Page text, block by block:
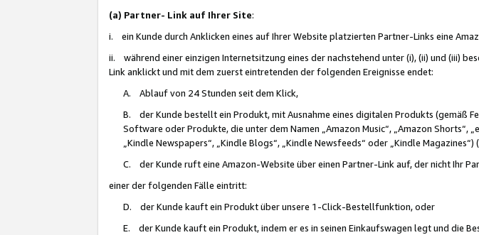
(a) Partner- Link auf Ihrer Site:
i. ein Kunde durch Anklicken eines auf Ihrer Website platzierten Partner-Links eine
ii. während einer einzigen Internetsitzung eines der nachstehend unter (i), (ii) und (iii)
Link anklickt und mit dem zuerst eintretenden der folgenden Ereignisse endet:
A. Ablauf von 24 Stunden seit dem Klick,
B. der Kunde bestellt ein Produkt, mit Ausnahme eines digitalen Produkts (gemäß
Software oder Produkte, die unter dem Namen „Amazon Music“, „Amazon Shorts“,
„Kindle Newspapers“, „Kindle Blogs“, „Kindle Newsfeeds“ oder „Kindle Magazines“)
C. der Kunde ruft eine Amazon-Website über einen Partner-Link auf, der nicht Ihr
einer der folgenden Fälle eintritt:
D. der Kunde kauft ein Produkt über unsere 1-Click-Bestellfunktion, oder
E. der Kunde kauft ein Produkt, indem er es in seinen Einkaufswagen legt und die